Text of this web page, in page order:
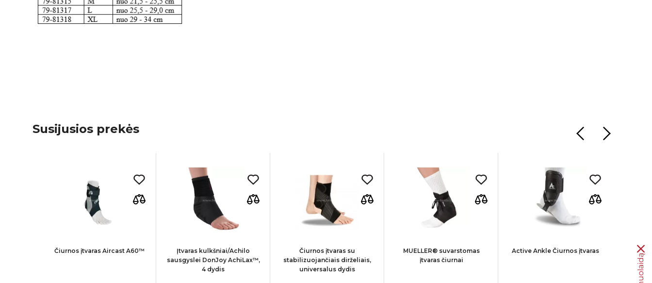
Susijusios prekės
Čiurnos įtvaras Aircast A60™
Įtvaras kulkšniai/Achilo
sausgyslei DonJoy AchiLax™,
4 dydis
Čiurnos įtvaras su
stabilizuojančiais dirželiais,
universalus dydis
MUELLER® suvarstomas
įtvaras čiurnai
Active Ankle Čiurnos įtvaras